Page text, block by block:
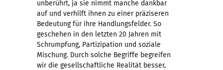
unberührt, ja sie nimmt manche dankbar
auf und verhilft ihnen zu einer präziseren
Bedeutung für ihre Handlungsfelder. So
geschehen in den letzten 20 Jahren mit
Schrumpfung, Partizipation und soziale
Mischung. Durch solche Begriffe begreifen
wir die gesellschaftliche Realität besser,